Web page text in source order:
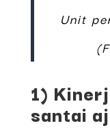
Unit
1)
santai